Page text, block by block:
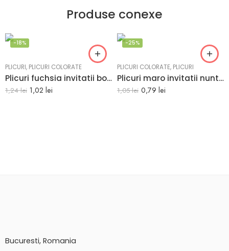
Produse conexe
-18%
PLICURI, PLICURI COLORATE
Plicuri fuchsia invitatii botez 125 x 175 mm set 20 buc
1,24lei 1,02 lei
-25%
PLICURI COLORATE, PLICURI
Plicuri maro invitatii nunta vintage 82 x 113 mm set 20 buc
1,05lei 0,79 lei
Bucuresti, Romania